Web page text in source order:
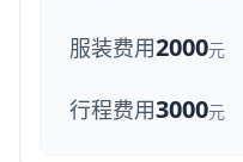
服装费用2000元
行程费用3000元